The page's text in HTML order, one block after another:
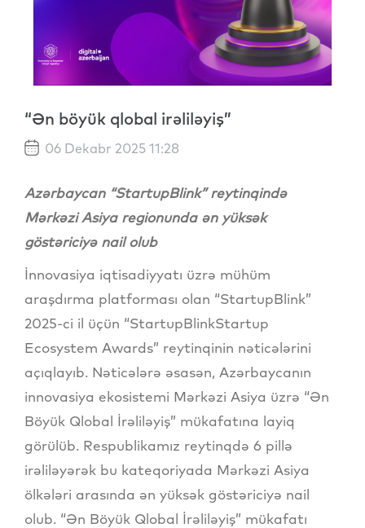
“Ən böyük qlobal irəliləyiş”
06 Dekabr 2025 11:28
Azərbaycan “StartupBlink” reytinqində
Mərkəzi Asiya regionunda ən yüksək
göstəriciyə nail olub
İnnovasiya iqtisadiyyatı üzrə mühüm
araşdırma platforması olan “StartupBlink”
2025-ci il üçün “StartupBlinkStartup
Ecosystem Awards” reytinqinin nəticələrini
açıqlayıb. Nəticələrə əsasən, Azərbaycanın
innovasiya ekosistemi Mərkəzi Asiya üzrə “Ən
Böyük Qlobal İrəliləyiş” mükafatına layiq
görülüb. Respublikamız reytinqdə 6 pillə
irəliləyərək bu kateqoriyada Mərkəzi Asiya
ölkələri arasında ən yüksək göstəriciyə nail
olub. “Ən Böyük Qlobal İrəliləyiş” mükafatı